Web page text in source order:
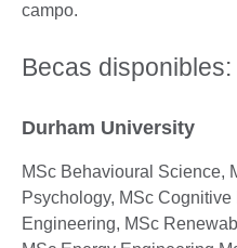
campo.
Becas disponibles:
Durham University
MSc Behavioural Science,
Psychology, MSc
Engineering, MSc